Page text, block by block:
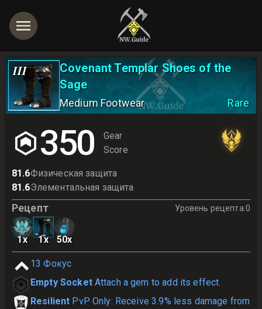
III
Covenant Templar Shoes of the
Sage
Medium Footwear Rare
350
Gear
Score
81.6Физическая защита
81.6Элементальная защита
Рецепт Уровень рецепта:0
1x 1x 50x
13 Фокус
Empty Socket Attach a gem to add its effect.
Resilient PvP Only: Receive 3.9% less damage from